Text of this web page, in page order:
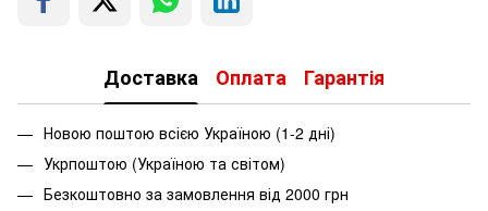
Доставка Оплата Гарантія
Новою поштою всією Україною (1-2 дні)
Укрпоштою (Україною та світом)
Безкоштовно за замовлення від 2000 грн